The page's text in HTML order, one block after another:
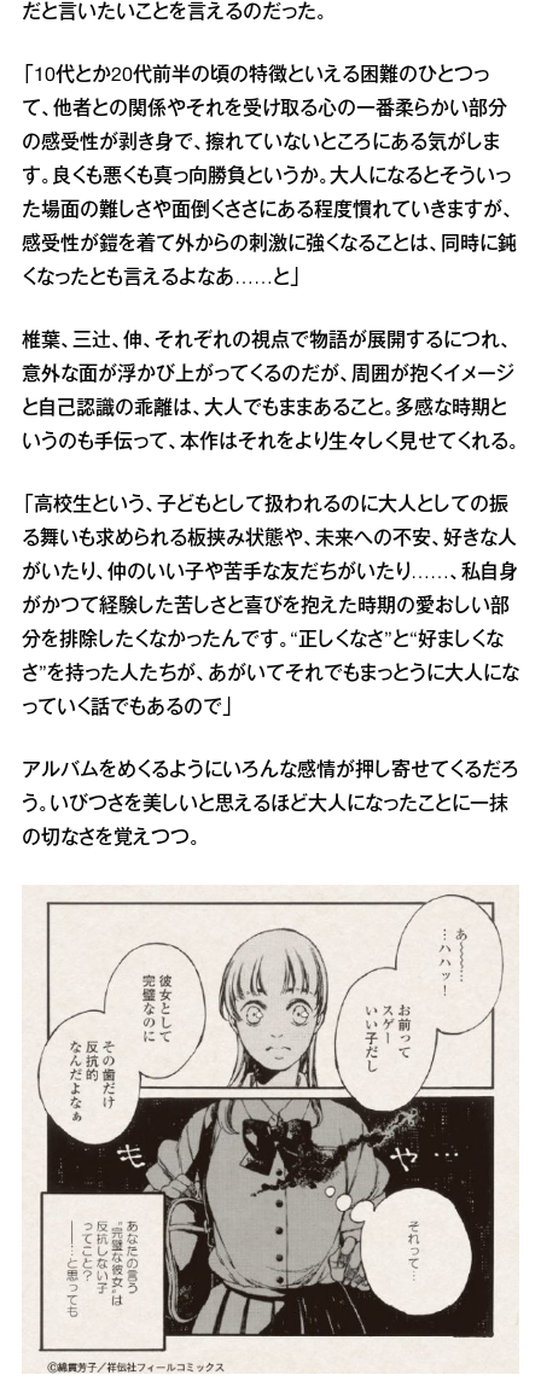
だと言いたいことを言えるのだった。
「10代とか20代前半の頃の特徴といえる困難のひとつっ
て、他者との関係やそれを受け取る心の一番柔らかい部分
の感受性が剥き身で、擦れていないところにある気がしま
す。良くも悪くも真っ向勝負というか。大人になるとそういっ
た場面の難しさや面倒くささにある程度慣れていきますが、
感受性が鎧を着て外からの刺激に強くなることは、同時に鈍
くなったとも言えるよなあ……と」
椎葉、三辻、伸、それぞれの視点で物語が展開するにつれ、
意外な面が浮かび上がってくるのだが、周囲が抱くイメージ
と自己認識の乖離は、大人でもままあること。多感な時期と
いうのも手伝って、本作はそれをより生々しく見せてくれる。
「高校生という、子どもとして扱われるのに大人としての振
る舞いも求められる板挟み状態や、未来への不安、好きな人
がいたり、仲のいい子や苦手な友だちがいたり……、私自身
がかつて経験した苦しさと喜びを抱えた時期の愛おしい部
分を排除したくなかったんです。“正しくなさ”と“好ましくな
さ”を持った人たちが、あがいてそれでもまっとうに大人にな
っていく話でもあるので」
アルバムをめくるようにいろんな感情が押し寄せてくるだろ
う。いびつさを美しいと思えるほど大人になったことに一抹
の切なさを覚えつつ。